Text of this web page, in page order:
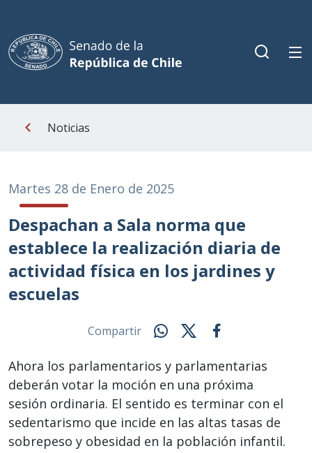
Noticias
Martes 28 de Enero de 2025
Despachan a Sala norma que
establece la realización diaria de
actividad física en los jardines y
escuelas
Compartir
Ahora los parlamentarios y parlamentarias
deberán votar la moción en una próxima
sesión ordinaria. El sentido es terminar con el
sedentarismo que incide en las altas tasas de
sobrepeso y obesidad en la población infantil.